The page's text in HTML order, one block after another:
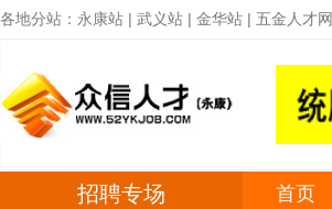
各地分站： 永康站 | 武义站 | 金华站 | 五金人才网
招聘专场 首页